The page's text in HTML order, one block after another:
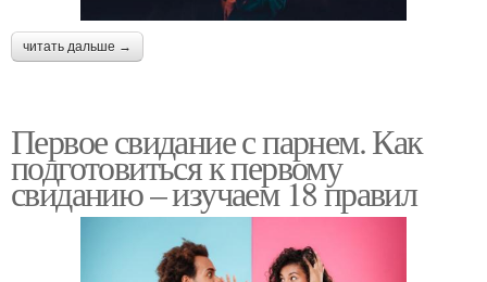
читать дальше →
Первое свидание с парнем. Как
подготовиться к первому
свиданию – изучаем 18 правил